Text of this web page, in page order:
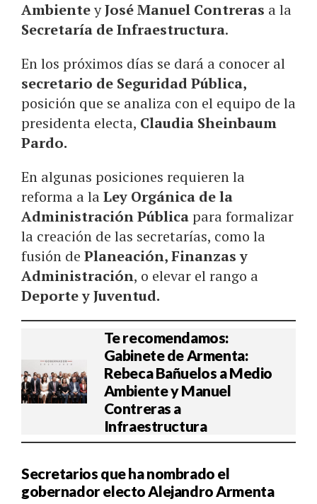
AmbienteyJosé Manuel Contreras a la
Secretaría de Infraestructura.
En los próximos días se dará a conocer al
secretario de Seguridad Pública,
posición que se analiza con el equipo de la
presidenta electa, Claudia Sheinbaum
Pardo.
En algunas posiciones requieren la
reforma a laLey Orgánica de la
Administración Públicapara formalizar
la creación de las secretarías, como la
fusión de Planeación, Finanzas y
Administración, o elevar el rango a
Deporte y Juventud.
Te recomendamos:
Gabinete de Armenta:
Rebeca Bañuelos a Medio
Ambiente y Manuel
Contreras a
Infraestructura
Secretarios que ha nombrado el
gobernador electo Alejandro Armenta